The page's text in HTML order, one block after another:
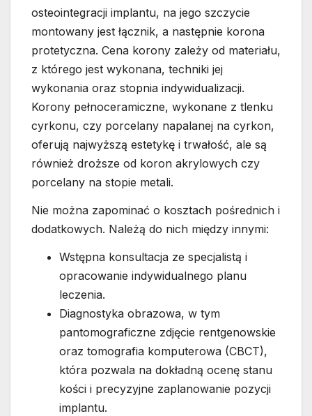
osteointegracji implantu, na jego szczycie
montowany jest łącznik, a następnie korona
protetyczna. Cena korony zależy od materiału,
z którego jest wykonana, techniki jej
wykonania oraz stopnia indywidualizacji.
Korony pełnoceramiczne, wykonane z tlenku
cyrkonu, czy porcelany napalanej na cyrkon,
oferują najwyższą estetykę i trwałość, ale są
również droższe od koron akrylowych czy
porcelany na stopie metali.
Nie można zapominać o kosztach pośrednich i
dodatkowych. Należą do nich między innymi:
Wstępna konsultacja ze specjalistą i
opracowanie indywidualnego planu
leczenia.
Diagnostyka obrazowa, w tym
pantomograficzne zdjęcie rentgenowskie
oraz tomografia komputerowa (CBCT),
która pozwala na dokładną ocenę stanu
kości i precyzyjne zaplanowanie pozycji
implantu.